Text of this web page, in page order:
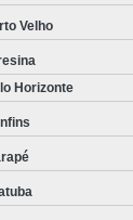
de
de
e
Veículos
Velho
Horizonte